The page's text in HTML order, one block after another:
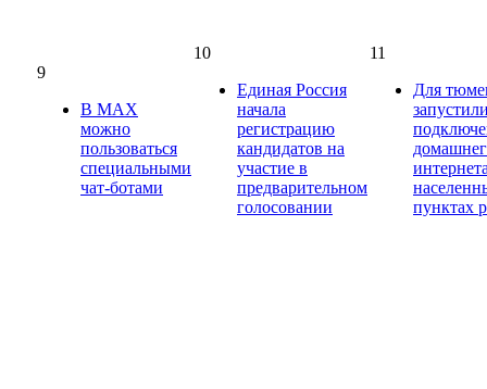
9
В МАХ
можно
пользоваться
специальными
чат-ботами
10
Единая Россия
начала
регистрацию
кандидатов на
участие в
предварительном
голосовании
11
Для
пунктах